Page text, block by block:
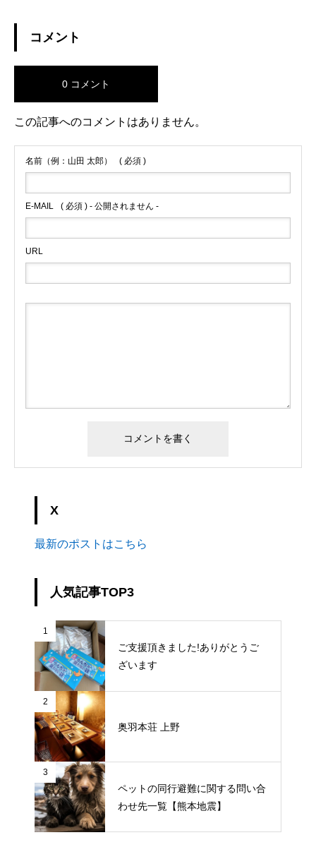
コメント
0 コメント
この記事へのコメントはありません。
名前（例：山田 太郎） ( 必須 )
E-MAIL ( 必須 ) - 公開されません -
URL
X
最新のポストはこちら
人気記事TOP3
1
ご支援頂きました!ありがとうご
ざいます
2
奥羽本荘 上野
3
ペットの同行避難に関する問い合
わせ先一覧【熊本地震】